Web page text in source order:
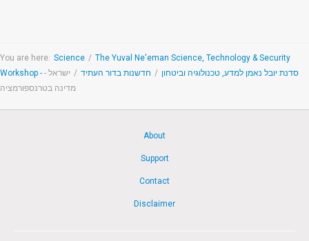
You are here: Science / The Yuval Ne'eman Science, Technology & Security
Workshop - סדנת יובל נאמן למדע, טכנולוגיה וביטחון / חדשנות בדור העתיד / ישראל -
מדינה בטרנספורמציה
About
Support
Contact
Disclaimer